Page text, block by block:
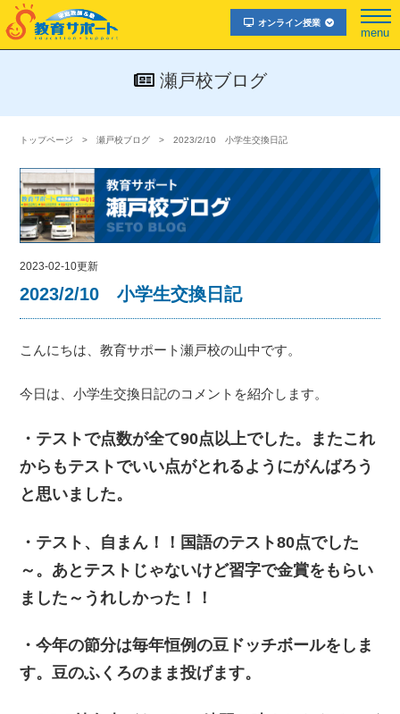
オンライン授業
menu
瀬戸校ブログ
トップページ 瀬戸校ブログ 2023/2/10 小学生交換日記
2023-02-10更新
2023/2/10 小学生交換日記
こんにちは、教育サポート瀬戸校の山中です。
今日は、小学生交換日記のコメントを紹介します。
・テストで点数が全て90点以上でした。またこれ
からもテストでいい点がとれるようにがんばろう
と思いました。
・テスト、自まん！！国語のテスト80点でした
～。あとテストじゃないけど習字で金賞をもらい
ました～うれしかった！！
・今年の節分は毎年恒例の豆ドッチボールをしま
す。豆のふくろのまま投げます。